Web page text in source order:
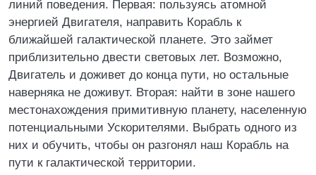
линий поведения. Первая: пользуясь атомной
энергией Двигателя, направить Корабль к
ближайшей галактической планете. Это займет
приблизительно двести световых лет. Возможно,
Двигатель и доживет до конца пути, но остальные
наверняка не доживут. Вторая: найти в зоне нашего
местонахождения примитивную планету, населенную
потенциальными Ускорителями. Выбрать одного из
них и обучить, чтобы он разгонял наш Корабль на
пути к галактической территории.